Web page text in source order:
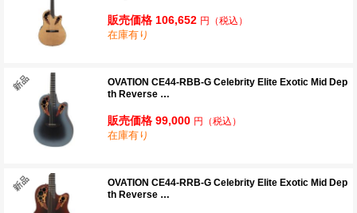
販売価格 106,652 円 （税込）
在庫有り
OVATION CE44-RBB-G Celebrity Elite Exotic Mid Dep
th Reverse …
販売価格 99,000 円 （税込）
在庫有り
OVATION CE44-RRB-G Celebrity Elite Exotic Mid Dep
th Reverse …